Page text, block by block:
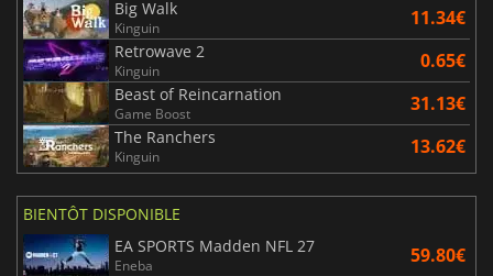
Big Walk
Kinguin 11.34€
Retrowave 2
Kinguin 0.65€
Beast of Reincarnation
Game Boost 31.13€
The Ranchers
Kinguin 13.62€
BIENTÔT DISPONIBLE
EA SPORTS Madden NFL 27
Eneba 59.80€